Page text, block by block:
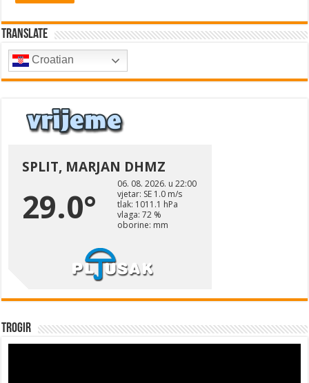
Translate
Croatian
Trogir